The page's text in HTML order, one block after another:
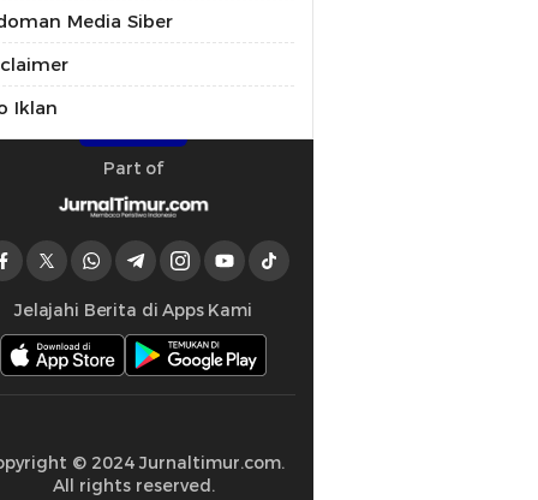
Media Siber
Iklan
Part of
Jelajahi Berita di Apps Kami
© 2024 Jurnaltimur.com.
All rights reserved.